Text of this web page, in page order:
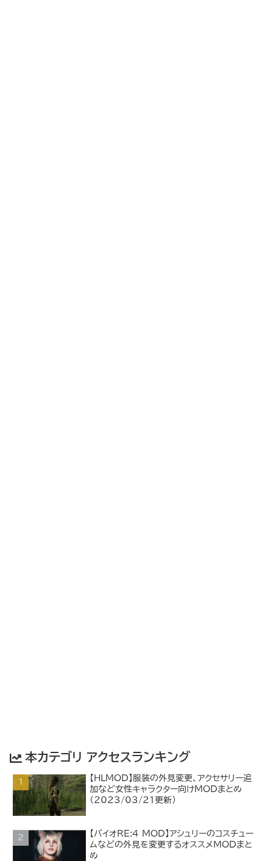
本カテゴリ アクセスランキング
【HLMOD】服装の外見変更、アクセサリー追
加など女性キャラクター向けMODまとめ
（2023/03/21更新）
【バイオRE:4 MOD】アシュリーのコスチュー
ムなどの外見を変更するオススメMODまと
め